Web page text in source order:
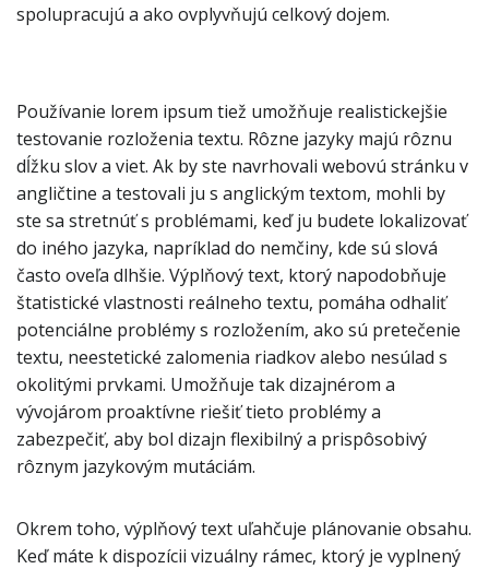
spolupracujú a ako ovplyvňujú celkový dojem.
Používanie lorem ipsum tiež umožňuje realistickejšie
testovanie rozloženia textu. Rôzne jazyky majú rôznu
dĺžku slov a viet. Ak by ste navrhovali webovú stránku v
angličtine a testovali ju s anglickým textom, mohli by
ste sa stretnúť s problémami, keď ju budete lokalizovať
do iného jazyka, napríklad do nemčiny, kde sú slová
často oveľa dlhšie. Výplňový text, ktorý napodobňuje
štatistické vlastnosti reálneho textu, pomáha odhaliť
potenciálne problémy s rozložením, ako sú pretečenie
textu, neestetické zalomenia riadkov alebo nesúlad s
okolitými prvkami. Umožňuje tak dizajnérom a
vývojárom proaktívne riešiť tieto problémy a
zabezpečiť, aby bol dizajn flexibilný a prispôsobivý
rôznym jazykovým mutáciám.
Okrem toho, výplňový text uľahčuje plánovanie obsahu.
Keď máte k dispozícii vizuálny rámec, ktorý je vyplnený